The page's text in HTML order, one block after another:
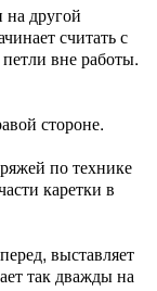
на другой
считать с
вне работы.
стороне.
по технике
каретки в
выставляет
так дважды на